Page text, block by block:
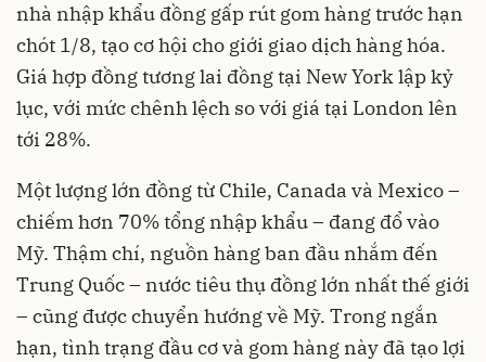
nhà nhập khẩu đồng gấp rút gom hàng trước hạn
chót 1/8, tạo cơ hội cho giới giao dịch hàng hóa.
Giá hợp đồng tương lai đồng tại New York lập kỷ
lục, với mức chênh lệch so với giá tại London lên
tới 28%.
Một lượng lớn đồng từ Chile, Canada và Mexico –
chiếm hơn 70% tổng nhập khẩu – đang đổ vào
Mỹ. Thậm chí, nguồn hàng ban đầu nhắm đến
Trung Quốc – nước tiêu thụ đồng lớn nhất thế giới
– cũng được chuyển hướng về Mỹ. Trong ngắn
hạn, tình trạng đầu cơ và gom hàng này đã tạo lợi